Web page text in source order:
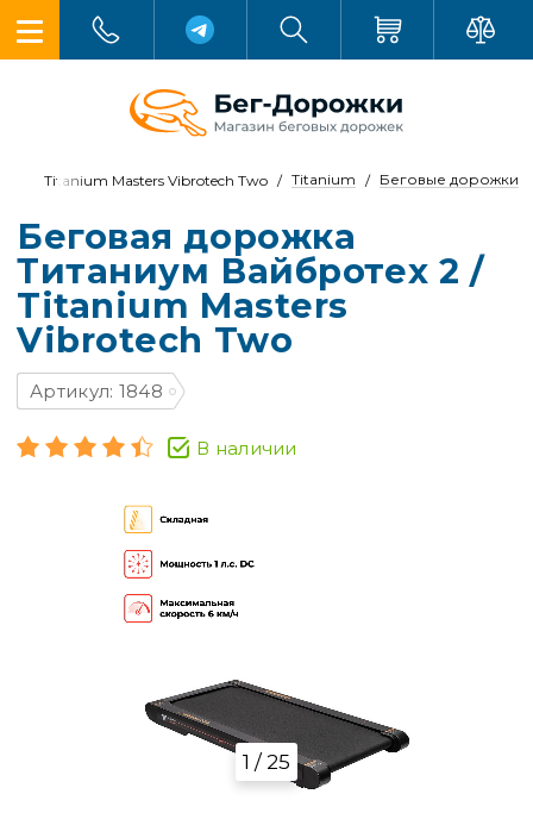
Беговые дорожки
Titanium
Titanium Masters Vibrotech Two
Беговая дорожка
Титаниум Вайбротех 2 /
Titanium Masters
Vibrotech Two
Артикул: 1848
В наличии
1 / 25